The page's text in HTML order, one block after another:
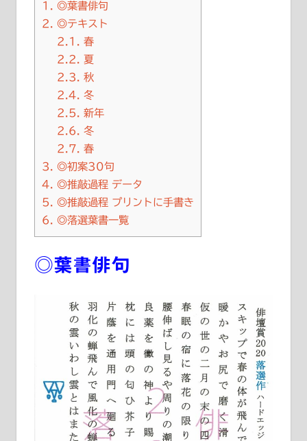
1. ◎葉書俳句
2. ◎テキスト
2.1. 春
2.2. 夏
2.3. 秋
2.4. 冬
2.5. 新年
2.6. 冬
2.7. 春
3. ◎初案30句
4. ◎推敲過程 データ
5. ◎推敲過程 プリントに手書き
6. ◎落選葉書一覧
◎葉書俳句